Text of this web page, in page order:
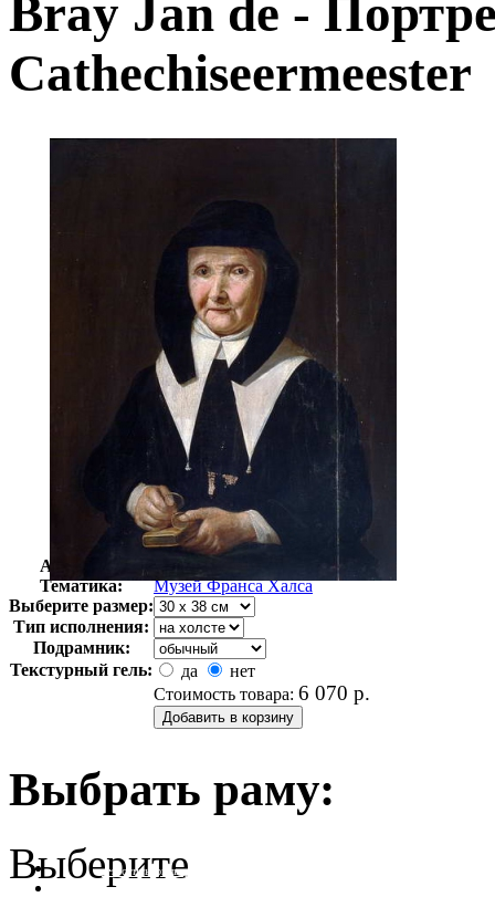
Bray Jan de -
Cathechiseermeester
Автор:
Неизвестно
Арт-стиль
Голландская живопись
Тематика:
Музей Франса Халса
Выберите размер:
Тип исполнения:
Подрамник:
Текстурный гель:
да
нет
Стоимость товара: 6 070 р.
Выбрать раму:
очистить фильтр цвета
Выберите